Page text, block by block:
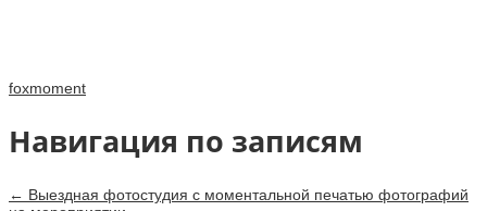
foxmoment
Навигация по записям
← Выездная фотостудия с моментальной печатью фотографий